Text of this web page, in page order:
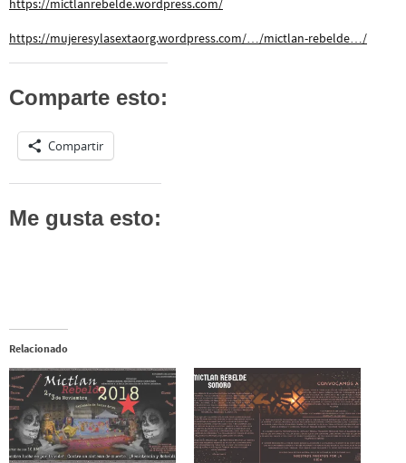
https://mictlanrebelde.wordpress.com/
https://mujeresylasextaorg.wordpress.com/…/mictlan-rebelde…/
Comparte esto:
Compartir
Me gusta esto:
Relacionado